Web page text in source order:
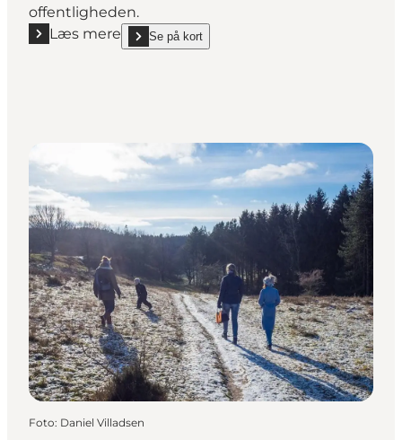
offentligheden.
Læs mere
Læs mere "Haarby Vådområde"
Se på kort
show Haarby Vådområde on_map
Foto: Daniel Villadsen